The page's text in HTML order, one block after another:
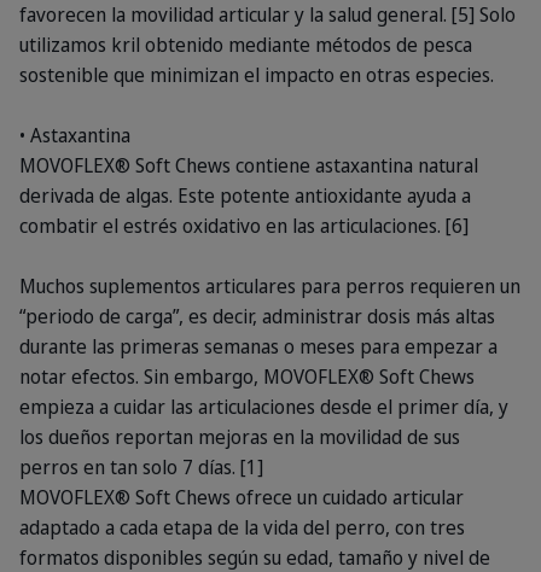
favorecen la movilidad articular y la salud general. [5] Solo
utilizamos kril obtenido mediante métodos de pesca
sostenible que minimizan el impacto en otras especies.
• Astaxantina
MOVOFLEX® Soft Chews contiene astaxantina natural
derivada de algas. Este potente antioxidante ayuda a
combatir el estrés oxidativo en las articulaciones. [6]
Muchos suplementos articulares para perros requieren un
“periodo de carga”, es decir, administrar dosis más altas
durante las primeras semanas o meses para empezar a
notar efectos. Sin embargo, MOVOFLEX® Soft Chews
empieza a cuidar las articulaciones desde el primer día, y
los dueños reportan mejoras en la movilidad de sus
perros en tan solo 7 días. [1]
MOVOFLEX® Soft Chews ofrece un cuidado articular
adaptado a cada etapa de la vida del perro, con tres
formatos disponibles según su edad, tamaño y nivel de